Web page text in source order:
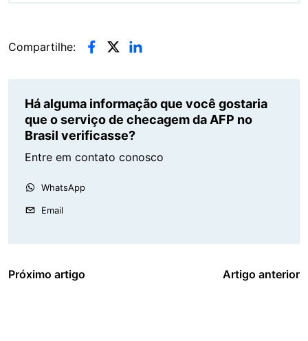
Compartilhe:
Há alguma informação que você gostaria
que o serviço de checagem da AFP no
Brasil verificasse?
Entre em contato conosco
WhatsApp
Email
Próximo artigo Artigo anterior